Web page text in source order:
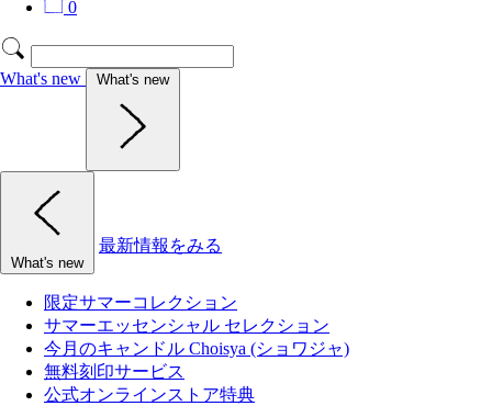
0
What's new What's new
What's new
最新情報をみる
限定サマーコレクション
サマーエッセンシャル セレクション
今月のキャンドル Choisya (ショワジャ)
無料刻印サービス
公式オンラインストア特典